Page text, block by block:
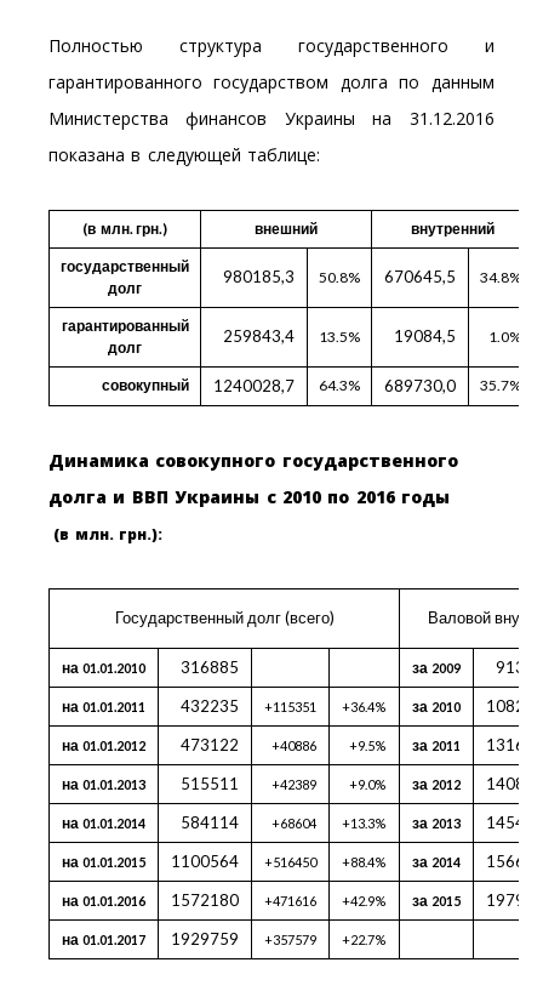
Полностью структура государственного и
гарантированного государством долга по данным
Министерства финансов Украины на 31.12.2016
показана в следующей таблице:
(в млн. грн.) внешний внутренний
государственный
долг
980185,3 50.8% 670645,5 34.8%
гарантированный
долг
259843,4 13.5% 19084,5 1.0%
совокупный 1240028,7 64.3% 689730,0 35.7%
Динамика совокупного государственного
долга и ВВП Украины с 2010 по 2016 годы
(в млн. грн.):
Государственный долг (всего) Валовой
на 01.01.2010 316885 за 2009
на 01.01.2011 432235 +115351 +36.4% за 2010
на 01.01.2012 473122 +40886 +9.5% за 2011
на 01.01.2013 515511 +42389 +9.0% за 2012
на 01.01.2014 584114 +68604 +13.3% за 2013
на 01.01.2015 1100564 +516450 +88.4% за 2014
на 01.01.2016 1572180 +471616 +42.9% за 2015
на 01.01.2017 1929759 +357579 +22.7%